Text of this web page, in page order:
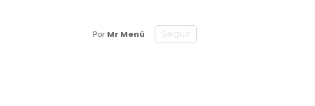
Por Mr Menú Seguir